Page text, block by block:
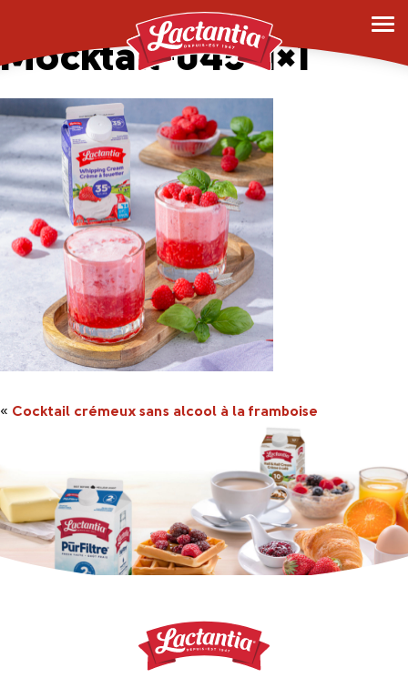
Creamy Raspberry
Mocktail-045-1×1
« Cocktail crémeux sans alcool à la framboise